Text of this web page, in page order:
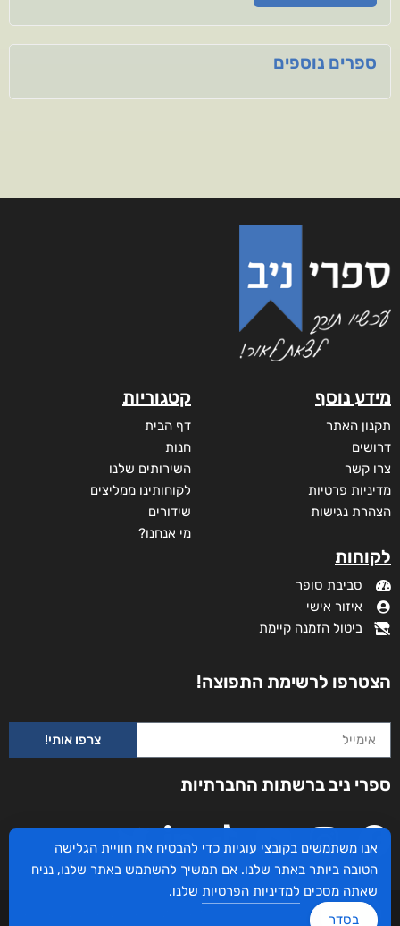
ספרים נוספים
מידע נוסף
תקנון האתר
דרושים
צרו קשר
מדיניות פרטיות
הצהרת נגישות
לקוחות
סביבת סופר
איזור אישי
ביטול הזמנה קיימת
קטגוריות
דף הבית
חנות
השירותים שלנו
לקוחותינו ממליצים
שידורים
מי אנחנו?
הצטרפו לרשימת התפוצה!
צרפו אותי!
ספרי ניב ברשתות החברתיות
עיצוב ובניית האתר: ספרי ניב © כל הזכויות שמורות. בוקסאי טכנולוגיות בע"מ שד אבא
אנו משתמשים בקובצי עוגיות כדי להבטיח את חוויית הגלישה
הטובה ביותר באתר שלנו. אם תמשיך להשתמש באתר שלנו, נניח
שאתה מסכים למדיניות הפרטיות שלנו.
בסדר